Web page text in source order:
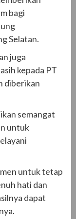
bagi
Selatan.
juga
kepada PT
diberikan
semangat
untuk
untuk tetap
hati dan
dapat